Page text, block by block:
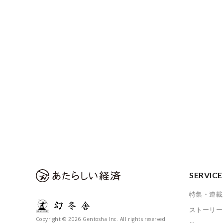
Copyright © 2026 Gentosha Inc. All rights reserved.
SERVICE
特集・連載
ストーリー